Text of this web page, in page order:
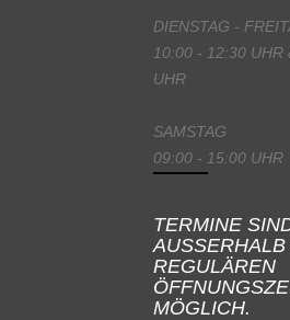
DIENSTAG -
10:00 - 12:30 UHR
UHR
SAMSTAG
09:00 - 15:00 UHR
TERMINE
AUSSERHALB
REGULÄREN
MÖGLICH.